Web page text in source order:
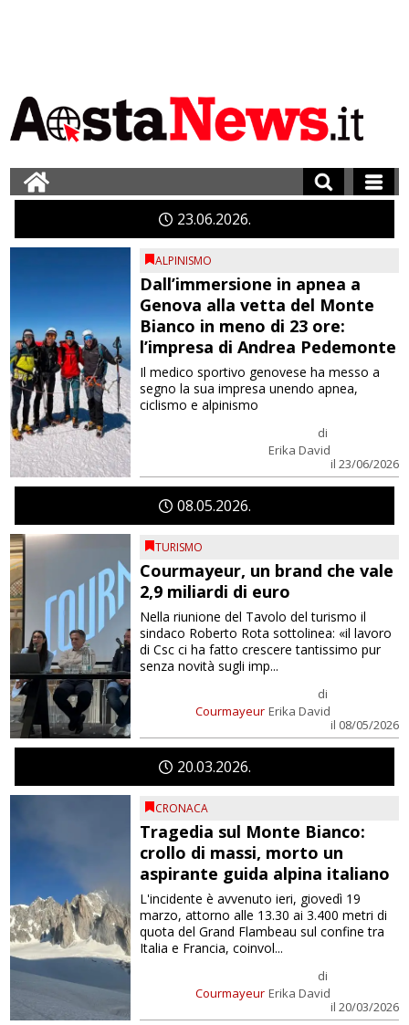
2306 2026
ALPINISMO
Dall’immersione in apnea a
Genova alla vetta del Monte
Bianco in meno di 23 ore:
l’impresa di Andrea Pedemonte
di
Erika David
il 23/06/2026
Il medico sportivo genovese ha messo a
segno la sua impresa unendo apnea,
ciclismo e alpinismo
0805 2026
TURISMO
Courmayeur, un brand che vale
2,9 miliardi di euro
Courmayeur
di
Erika David
il 08/05/2026
Nella riunione del Tavolo del turismo il
sindaco Roberto Rota sottolinea: «il lavoro
di Csc ci ha fatto crescere tantissimo pur
senza novità sugli imp...
2003 2026
CRONACA
Tragedia sul Monte Bianco:
crollo di massi, morto un
aspirante guida alpina italiano
Courmayeur
di
Erika David
il 20/03/2026
L'incidente è avvenuto ieri, giovedì 19
marzo, attorno alle 13.30 ai 3.400 metri di
quota del Grand Flambeau sul confine tra
Italia e Francia, coinvol...